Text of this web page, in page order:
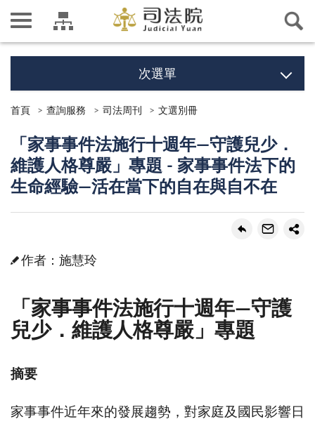
次選單
首頁 查詢服務 司法周刊 文選別冊
「家事事件法施行十週年—守護兒少．
維護人格尊嚴」專題 - 家事事件法下的
生命經驗—活在當下的自在與自不在
作者：施慧玲
「家事事件法施行十週年—守護
兒少．維護人格尊嚴」專題
摘要
家事事件近年來的發展趨勢，對家庭及國民影響日